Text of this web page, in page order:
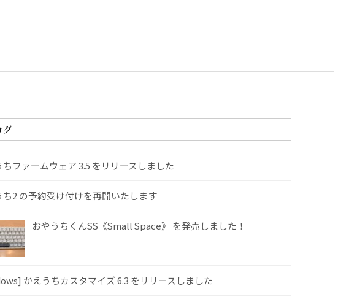
グ
ちファームウェア 3.5 をリリースしました
ち2 の予約受け付けを再開いたします
おやうちくんSS《Small Space》 を発売しました！
かえうちカスタマイズ 6.3 をリリースしました